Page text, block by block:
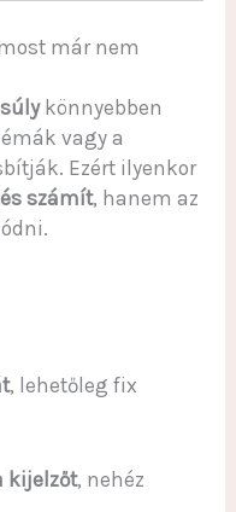
már nem
könnyebben
vagy a
Ezért ilyenkor
számít, hanem az
, lehetőleg fix
kijelzőt, nehéz